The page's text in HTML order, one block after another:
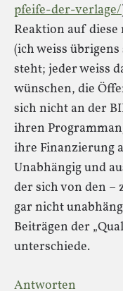
pfeife-der-verlage/
Reaktion auf diese
(ich weiss
steht; jeder weiss
wünschen, die
sich nicht an der
ihren
ihre Finanzierung
Unabhängig und
der sich von den –
gar nicht
Beiträgen der
unterschiede.
Antworten